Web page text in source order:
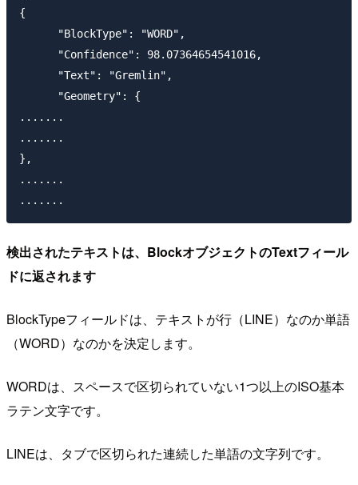
{
      "BlockType": "WORD",
      "Confidence": 98.07364654541016,
      "Text": "Gremlin",
      "Geometry": {
.......
.......
},
.......
検出されたテキストは、BlockオブジェクトのTextフィール
ドに返されます
BlockTypeフィールドは、テキストが行（LINE）なのか単語
（WORD）なのかを決定します。
WORDは、スペースで区切られていない1つ以上のISO基本
ラテン文字です。
LINEは、タブで区切られた連続した単語の文字列です。